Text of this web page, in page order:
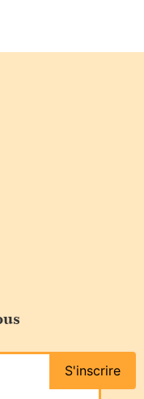
S'inscrire